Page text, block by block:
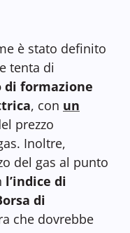
è stato definito
tenta di
di formazione
, con un
prezzo
Inoltre,
del gas al punto
l’indice di
di
che dovrebbe